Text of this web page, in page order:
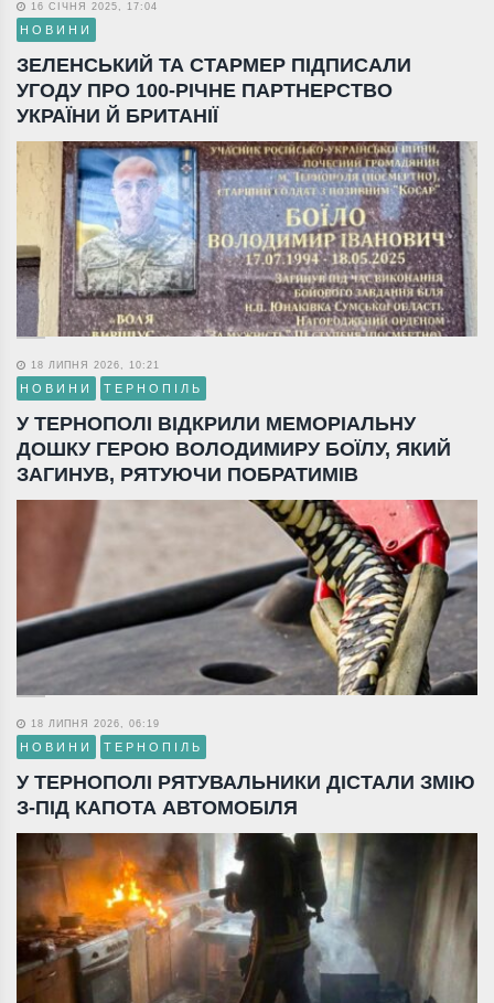
16 СІЧНЯ 2025, 17:04
НОВИНИ
ЗЕЛЕНСЬКИЙ ТА СТАРМЕР ПІДПИСАЛИ
УГОДУ ПРО 100-РІЧНЕ ПАРТНЕРСТВО
УКРАЇНИ Й БРИТАНІЇ
18 ЛИПНЯ 2026, 10:21
НОВИНИ ТЕРНОПІЛЬ
У ТЕРНОПОЛІ ВІДКРИЛИ МЕМОРІАЛЬНУ
ДОШКУ ГЕРОЮ ВОЛОДИМИРУ БОЇЛУ, ЯКИЙ
ЗАГИНУВ, РЯТУЮЧИ ПОБРАТИМІВ
18 ЛИПНЯ 2026, 06:19
НОВИНИ ТЕРНОПІЛЬ
У ТЕРНОПОЛІ РЯТУВАЛЬНИКИ ДІСТАЛИ ЗМІЮ
З-ПІД КАПОТА АВТОМОБІЛЯ